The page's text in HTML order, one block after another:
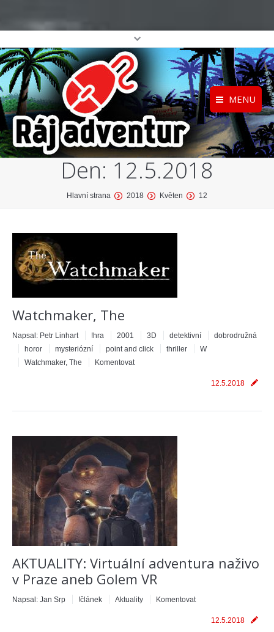
MENU
Registrace
Přihlášení
Home
O projektu
Katalog her
Den: 12.5.2018
Hlavní strana 2018 Květen 12
Watchmaker, The
Napsal: Petr Linhart !hra 2001 3D detektivní
dobrodružná
horor
mysteriózní point and click thriller
W
Watchmaker, The
Komentovat
12.5.2018
AKTUALITY: Virtuální adventura naživo
v Praze aneb Golem VR
Napsal: Jan Srp !článek Aktuality Komentovat
12.5.2018